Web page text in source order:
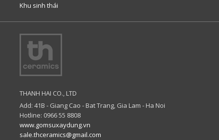
Khu sinh thái
THANH HAI CO., LTD
Add: 41B - Giang Cao - Bat Trang, Gia Lam - Ha Noi
Hotline: 0966 55 8808
www.gomsuxaydung.vn
sale.thceramics@gmail.com